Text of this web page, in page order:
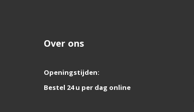
Over ons
Openingstijden:
Bestel 24 u per dag online